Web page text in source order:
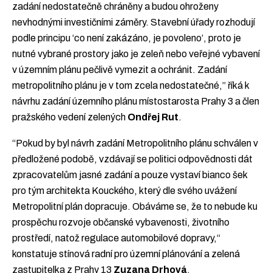
zadání nedostatečně chráněny a budou ohroženy
nevhodnými investičními záměry. Stavební úřady rozhodují
podle principu ‘co není zakázáno, je povoleno’, proto je
nutné vybrané prostory jako je zeleň nebo veřejné vybavení
v územním plánu pečlivě vymezit a ochránit. Zadání
metropolitního plánu je v tom zcela nedostatečné,” říká k
návrhu zadání územního plánu místostarosta Prahy 3 a člen
pražského vedení zelených Ondřej Rut.
“Pokud by byl návrh zadání Metropolitního plánu schválen v
předložené podobě, vzdávají se politici odpovědnosti dát
zpracovatelům jasné zadání a pouze vystaví bianco šek
pro tým architekta Kouckého, který dle svého uvážení
Metropolitní plán dopracuje. Obáváme se, že to nebude ku
prospěchu rozvoje občanské vybavenosti, životního
prostředí, natož regulace automobilové dopravy,“
konstatuje stínová radní pro územní plánování a zelená
zastupitelka z Prahy 13 Zuzana Drhová.